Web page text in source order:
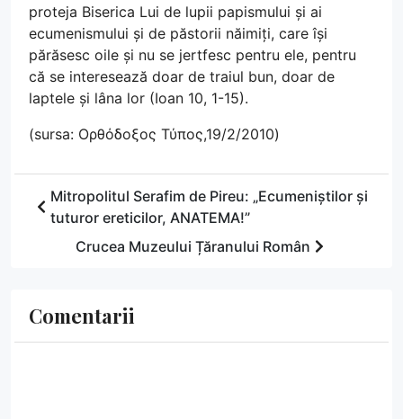
proteja Biserica Lui de lupii papismului și ai
ecumenismului și de păstorii năimiți, care își
părăsesc oile și nu se jertfesc pentru ele, pentru
că se interesează doar de traiul bun, doar de
laptele și lâna lor (Ioan 10, 1-15).
(sursa: Ορθόδοξος Τύπος,19/2/2010)
Mitropolitul Serafim de Pireu: „Ecumeniștilor și
tuturor ereticilor, ANATEMA!”
Crucea Muzeului Țăranului Român
Comentarii